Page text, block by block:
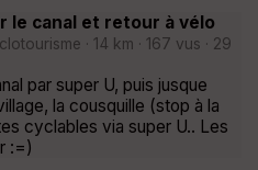
le canal et retour à vélo
· 14 km · 167 vus · 29
par super U, puis jusque
la cousquille (stop à la
cyclables via super U.. Les
:=)